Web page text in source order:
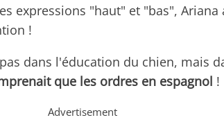
expressions "haut" et "bas", Ariana
!
dans l'éducation du chien, mais
que les ordres en espagnol !
Advertisement